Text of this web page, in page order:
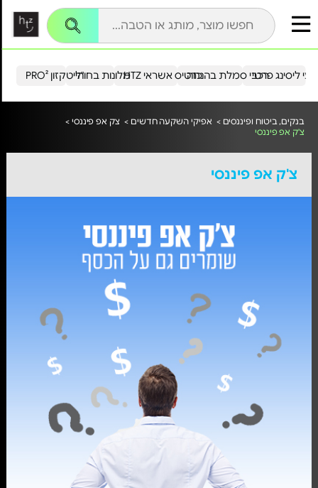
הייטקזון PRO²מלונות בחו"ל כרטיס אשראי HTZ ליסינג פרטירכבי סמלת בהנחה
בנקים, ביטוח ופיננסים > אפיקי השקעה חדשים > צק אפ פיננסי >
צ'ק אפ פיננסי
צ'ק אפ פיננסי